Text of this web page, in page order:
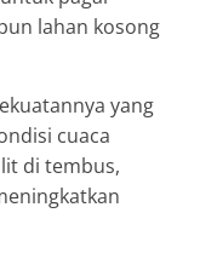
lahan kosong
yang
cuaca
di tembus,